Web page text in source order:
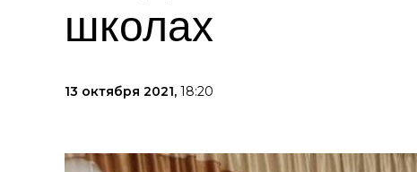
школах
13 октября 2021, 18:20